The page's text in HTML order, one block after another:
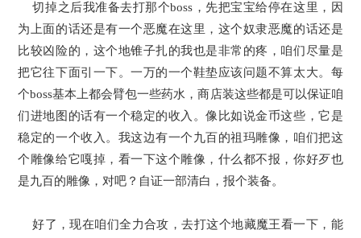
切掉之后我准备去打那个boss，先把宝宝给停在这里，因
为上面的话还是有一个恶魔在这里，这个奴隶恶魔的话还是
比较凶险的，这个地锥子扎的我也是非常的疼，咱们尽量是
把它往下面引一下。一万的一个鞋垫应该问题不算太大。每
个boss基本上都会臂包一些药水，商店装这些都是可以保证咱
们进地图的话有一个稳定的收入。像比如说金币这些，它是
稳定的一个收入。我这边有一个九百的祖玛雕像，咱们把这
个雕像给它嘎掉，看一下这个雕像，什么都不报，你好歹也
是九百的雕像，对吧？自证一部清白，报个装备。
好了，现在咱们全力合攻，去打这个地藏魔王看一下，能